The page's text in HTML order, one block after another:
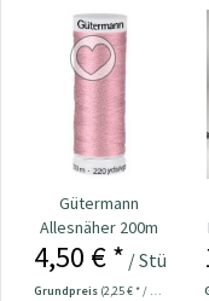
Gütermann
Allesnäher 200m
Fb. 043 - rosa
4,50 € * / Stück
Grundpreis (2,25 € * / 100 Meter)